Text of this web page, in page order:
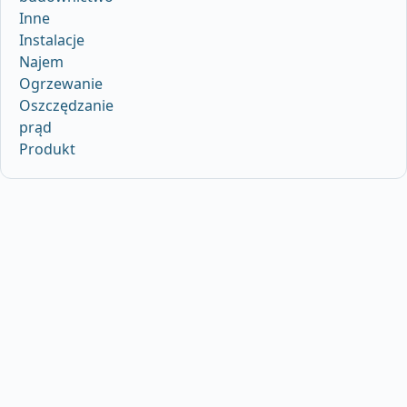
Inne
Instalacje
Najem
Ogrzewanie
Oszczędzanie
prąd
Produkt